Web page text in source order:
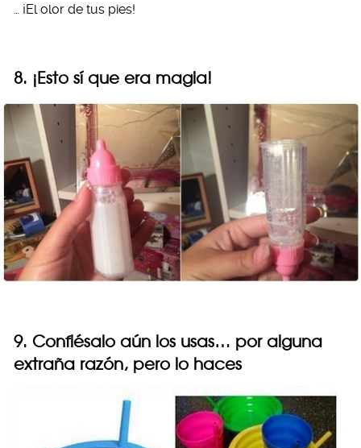
… ¡El olor de tus pies!
8. ¡Esto sí que era magia!
9. Confiésalo aún los usas… por alguna
extraña razón, pero lo haces